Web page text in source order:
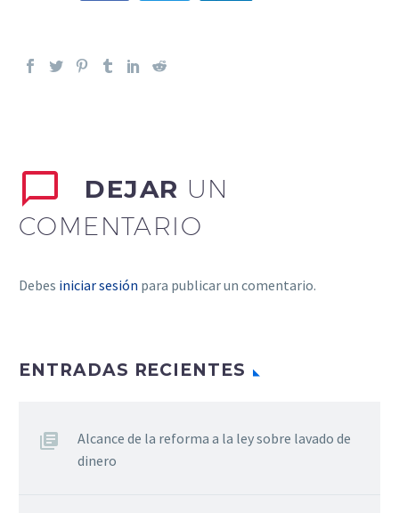
DEJAR UN
COMENTARIO
Debes iniciar sesión para publicar un comentario.
ENTRADAS RECIENTES
Alcance de la reforma a la ley sobre lavado de
dinero